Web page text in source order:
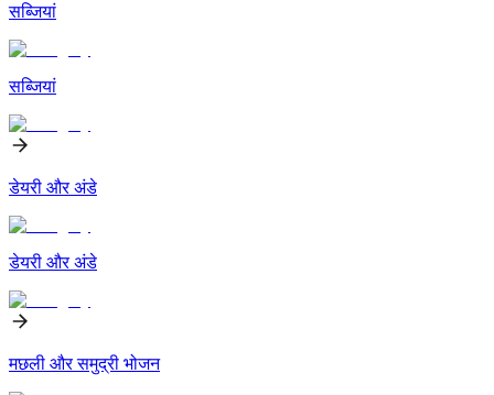
सब्जियां
सब्जियां
डेयरी और अंडे
डेयरी और अंडे
मछली और समुद्री भोजन